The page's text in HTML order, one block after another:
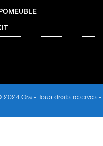
2024 Ora - Tous droits réservés -